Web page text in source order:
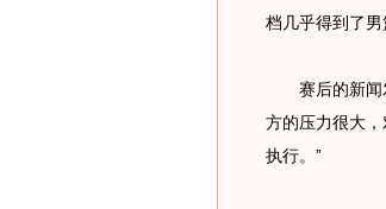
档几乎得到了男
赛后的新闻发
方的压力很大
执行。”